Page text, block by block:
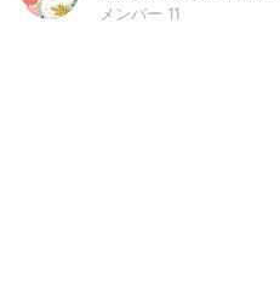
メンバー 11